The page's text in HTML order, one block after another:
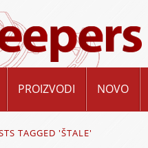
PROIZVODI NOVO
TAGGED 'ŠTALE'